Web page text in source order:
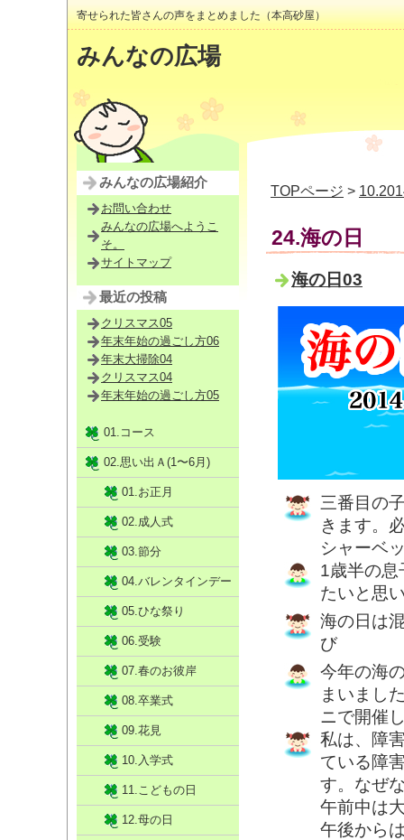
寄せられた皆さんの声をまとめました（本高砂屋）
みんなの広場
TOPページ >
24.海の日
海の日03
三番目の
きます。
シャーベ
1歳半の息
たいと思
海の日は
び
今年の海
まいまし
ニで開催
私は、障
ている障
す。なぜ
午前中は
午後から
みんなの広場紹介
お問い合わせ
みんなの広場へようこ
そ。
サイトマップ
最近の投稿
クリスマス05
年末年始の過ごし方06
年末大掃除04
クリスマス04
年末年始の過ごし方05
01.コース
02.思い出Ａ(1〜6月)
01.お正月
02.成人式
03.節分
04.バレンタインデー
05.ひな祭り
06.受験
07.春のお彼岸
08.卒業式
09.花見
10.入学式
11.こどもの日
12.母の日